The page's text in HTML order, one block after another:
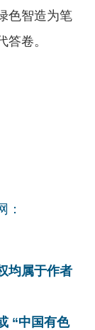
色智造为笔
卷。
：
均属于作者
“中国有色